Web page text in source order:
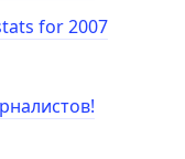
for 2007